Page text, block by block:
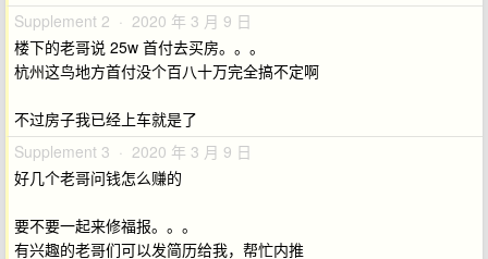
Supplement 2 · 2020 年 3 月 9 日
楼下的老哥说 25w 首付去买房。。。
杭州这鸟地方首付没个百八十万完全搞不定啊
不过房子我已经上车就是了
Supplement 3 · 2020 年 3 月 9 日
好几个老哥问钱怎么赚的
要不要一起来修福报。。。
有兴趣的老哥们可以发简历给我，帮忙内推